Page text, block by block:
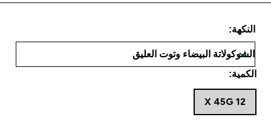
النكهة:
الكمية:
12 X 45G